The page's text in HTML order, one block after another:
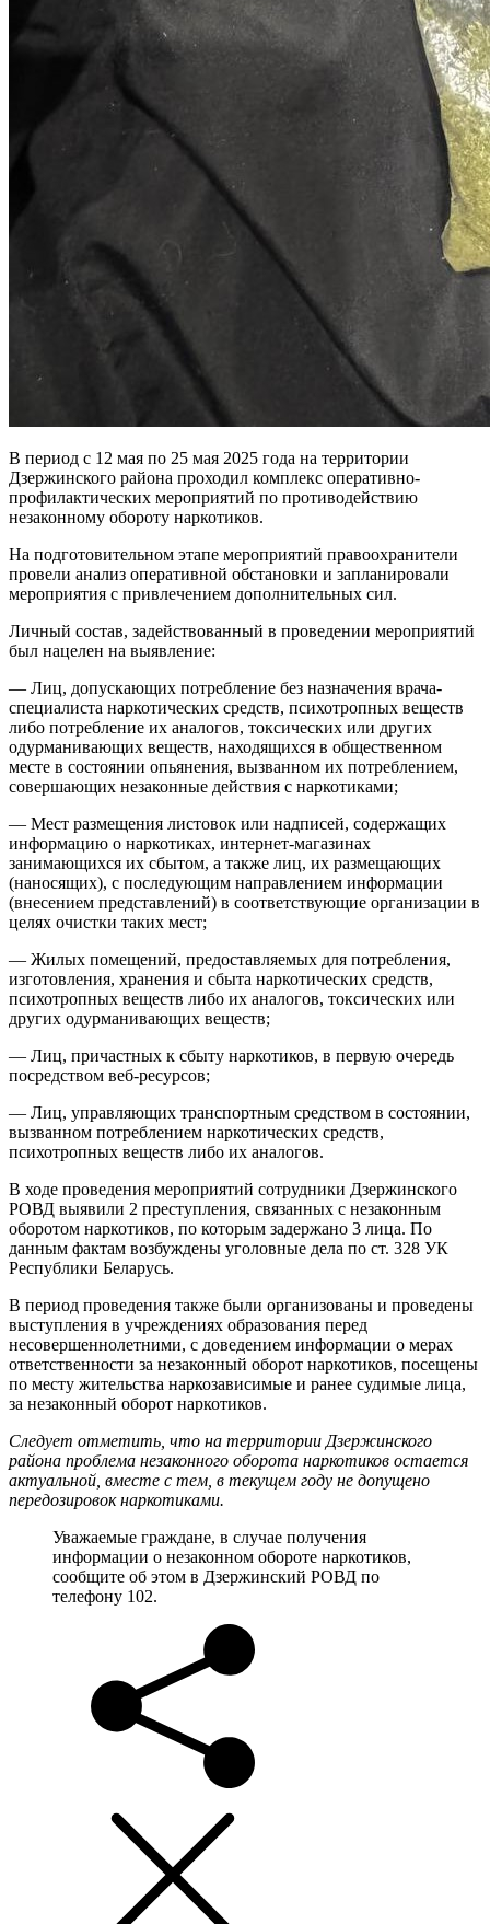
В период с 12 мая по 25 мая 2025 года на территории
Дзержинского района проходил комплекс оперативно-
профилактических мероприятий по противодействию
незаконному обороту наркотиков.
На подготовительном этапе мероприятий правоохранители
провели анализ оперативной обстановки и запланировали
мероприятия с привлечением дополнительных сил.
Личный состав, задействованный в проведении мероприятий
был нацелен на выявление:
— Лиц, допускающих потребление без назначения врача-
специалиста наркотических средств, психотропных веществ
либо потребление их аналогов, токсических или других
одурманивающих веществ, находящихся в общественном
месте в состоянии опьянения, вызванном их потреблением,
совершающих незаконные действия с наркотиками;
— Мест размещения листовок или надписей, содержащих
информацию о наркотиках, интернет-магазинах
занимающихся их сбытом, а также лиц, их размещающих
(наносящих), с последующим направлением информации
(внесением представлений) в соответствующие организации в
целях очистки таких мест;
— Жилых помещений, предоставляемых для потребления,
изготовления, хранения и сбыта наркотических средств,
психотропных веществ либо их аналогов, токсических или
других одурманивающих веществ;
— Лиц, причастных к сбыту наркотиков, в первую очередь
посредством веб-ресурсов;
— Лиц, управляющих транспортным средством в состоянии,
вызванном потреблением наркотических средств,
психотропных веществ либо их аналогов.
В ходе проведения мероприятий сотрудники Дзержинского
РОВД выявили 2 преступления, связанных с незаконным
оборотом наркотиков, по которым задержано 3 лица. По
данным фактам возбуждены уголовные дела по ст. 328 УК
Республики Беларусь.
В период проведения также были организованы и проведены
выступления в учреждениях образования перед
несовершеннолетними, с доведением информации о мерах
ответственности за незаконный оборот наркотиков, посещены
по месту жительства наркозависимые и ранее судимые лица,
за незаконный оборот наркотиков.
Следует отметить, что на территории Дзержинского
района проблема незаконного оборота наркотиков остается
актуальной, вместе с тем, в текущем году не допущено
передозировок наркотиками.
Уважаемые граждане, в случае получения
информации о незаконном обороте наркотиков,
сообщите об этом в Дзержинский РОВД по
телефону 102.